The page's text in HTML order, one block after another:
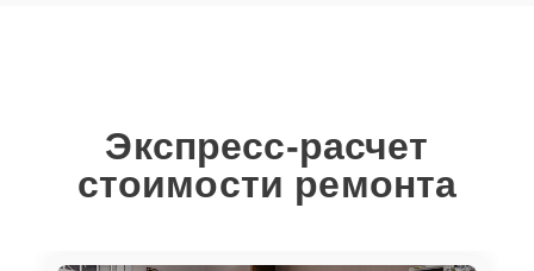
Экспресс-расчет
стоимости ремонта